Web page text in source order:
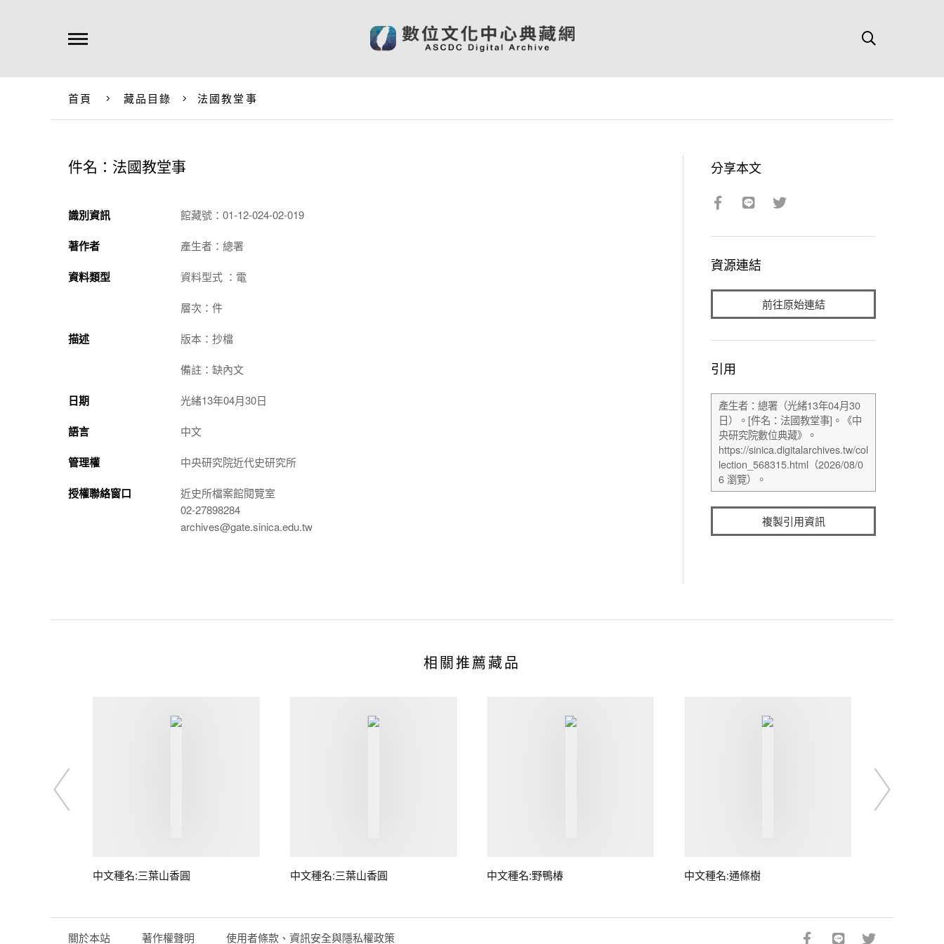
首頁 藏品目錄 法國教堂事
件名：法國教堂事
識別資訊 館藏號：01-12-024-02-019
著作者 產生者：總署
資料類型 資料型式 ：電
層次：件
描述 版本：抄檔
備註：缺內文
日期 光緒13年04月30日
語言 中文
管理權 中央研究院近代史研究所
授權聯絡窗口
近史所檔案館閱覽室
02-27898284
archives@gate.sinica.edu.tw
分享本文
資源連結
前往原始連結
引用
複製引用資訊
相關推薦藏品
中文種名:三葉山香圓 中文種名:三葉山香圓 中文種名:野鴨椿 中文種名:通條樹
關於本站 著作權聲明 使用者條款、資訊安全與隱私權政策